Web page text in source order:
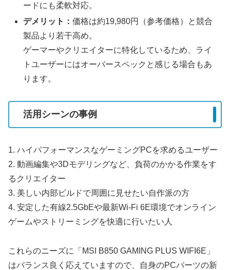
ードにも柔軟対応。
デメリット：価格は約19,980円（参考価格）と競合
製品より若干高め。
ゲーマーやクリエイターに特化しているため、ライ
トユーザーにはオーバースペックと感じる場合もあ
ります。
活用シーンの事例
1. ハイパフォーマンスなゲーミングPCを求めるユーザー
2. 動画編集や3Dモデリングなど、負荷のかかる作業をす
るクリエイター
3. 美しい内部ビルドで周囲に見せたい自作派の方
4. 安定した有線2.5GbEや最新Wi-Fi 6E環境でオンライン
ゲームやストリーミングを快適に行いたい人
これらのニーズに「MSI B850 GAMING PLUS WIFI6E」
はバランス良く応えていますので、自身のPCパーツの新